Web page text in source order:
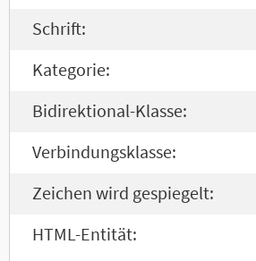
Schrift:
Kategorie:
Bidirektional-Klasse:
Verbindungsklasse:
Zeichen wird gespiegelt:
HTML-Entität: